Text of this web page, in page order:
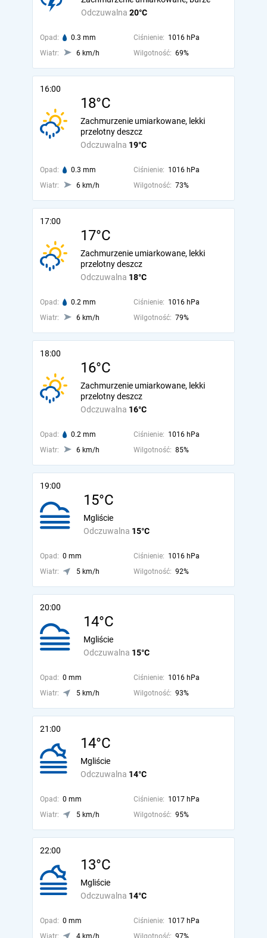
Odczuwalna 20°C
Opad: 0.3 mm Ciśnienie: 1016 hPa
Wiatr:
6 km/h Wilgotność: 69%
16:00
18°C
Odczuwalna 19°C
Zachmurzenie umiarkowane, lekki
przelotny deszcz
Opad: 0.3 mm Ciśnienie: 1016 hPa
Wiatr:
6 km/h Wilgotność: 73%
17:00
17°C
Odczuwalna 18°C
Zachmurzenie umiarkowane, lekki
przelotny deszcz
Opad: 0.2 mm Ciśnienie: 1016 hPa
Wiatr:
6 km/h Wilgotność: 79%
18:00
16°C
Odczuwalna 16°C
Zachmurzenie umiarkowane, lekki
przelotny deszcz
Opad: 0.2 mm Ciśnienie: 1016 hPa
Wiatr:
6 km/h Wilgotność: 85%
19:00
15°C
Odczuwalna 15°C
Mgliście
Opad: 0 mm Ciśnienie: 1016 hPa
Wiatr:
5 km/h Wilgotność: 92%
20:00
14°C
Odczuwalna 15°C
Mgliście
Opad: 0 mm Ciśnienie: 1016 hPa
Wiatr:
5 km/h Wilgotność: 93%
21:00
14°C
Odczuwalna 14°C
Mgliście
Opad: 0 mm Ciśnienie: 1017 hPa
Wiatr:
5 km/h Wilgotność: 95%
22:00
13°C
Odczuwalna 14°C
Mgliście
Opad: 0 mm Ciśnienie: 1017 hPa
Wiatr:
4 km/h Wilgotność: 97%